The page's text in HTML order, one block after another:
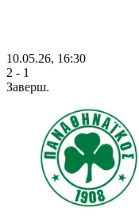
10.05.26, 16:30
2 - 1
Заверш.